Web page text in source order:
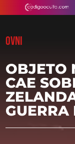
OVNI
OBJETO
CAE
GUERRA